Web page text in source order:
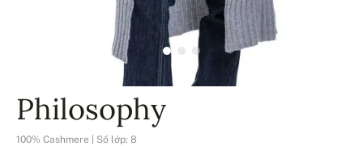
Philosophy
100% Cashmere | Số lớp: 8